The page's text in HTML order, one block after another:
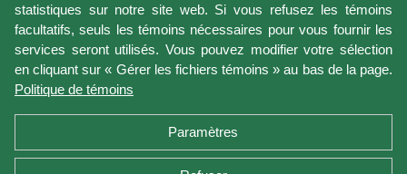
statistiques sur notre site web. Si vous refusez les témoins
facultatifs, seuls les témoins nécessaires pour vous fournir les
services seront utilisés. Vous pouvez modifier votre sélection
en cliquant sur « Gérer les fichiers témoins » au bas de la page.
Politique de témoins
Paramètres
Vendredi
8:30 - 17:00
Samedi
9:00 - 16:00
Dimanche
Fermé